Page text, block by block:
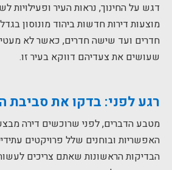
דגש על החינוך, נראות העיר ופעילויות
מוצעות דירות חדשות ביהוד מונוסון
חדרים ועד שישה חדרים, כאשר לא
שעושים את צעדיהם דווקא בעיר זו.
רגע לפני: בדקו את סביבת
מטבע הדברים, לפני שרוכשים דירה
האפשריות ובוחנים שלל פרויקטים
הבדיקות הראשונות שאתם צריכים